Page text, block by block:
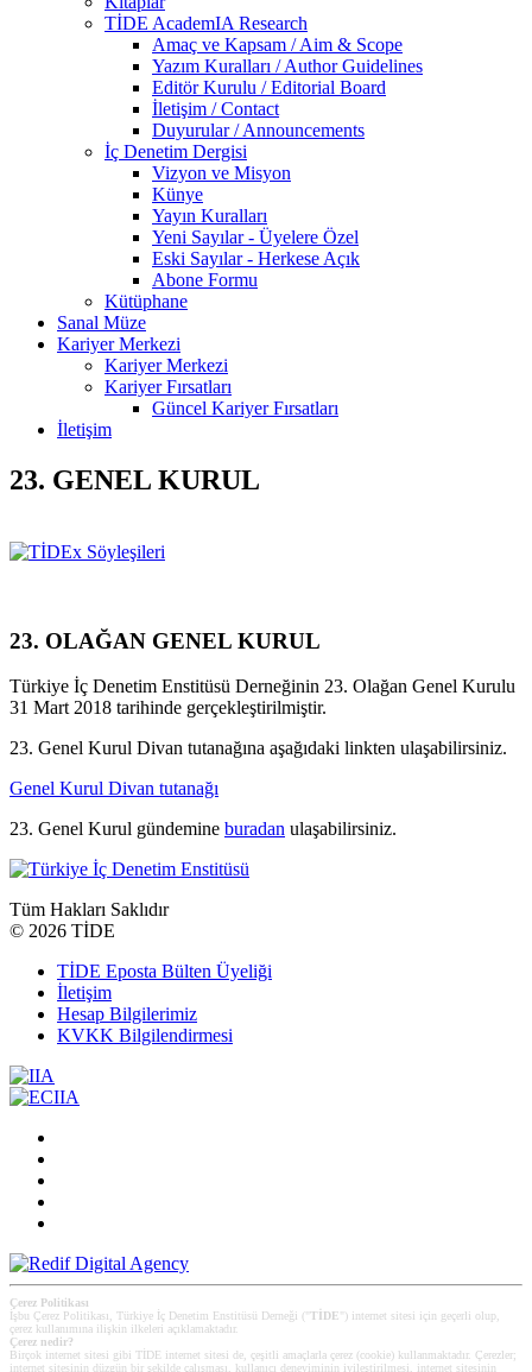
TİDE AcademIA Research
Amaç ve Kapsam / Aim & Scope
Yazım Kuralları / Author Guidelines
Editör Kurulu / Editorial Board
İletişim / Contact
Duyurular / Announcements
İç Denetim Dergisi
Vizyon ve Misyon
Künye
Yayın Kuralları
Yeni Sayılar - Üyelere Özel
Eski Sayılar - Herkese Açık
Abone Formu
Kütüphane
Sanal Müze
Kariyer Merkezi
Kariyer Merkezi
Kariyer Fırsatları
Güncel Kariyer Fırsatları
İletişim
23. GENEL KURUL
23. OLAĞAN GENEL KURUL
Türkiye İç Denetim Enstitüsü Derneğinin 23. Olağan Genel Kurulu
31 Mart 2018 tarihinde gerçekleştirilmiştir.
23. Genel Kurul Divan tutanağına aşağıdaki linkten ulaşabilirsiniz.
Genel Kurul Divan tutanağı
23. Genel Kurul gündemine buradan ulaşabilirsiniz.
Tüm Hakları Saklıdır
© 2026 TİDE
TİDE Eposta Bülten Üyeliği
İletişim
Hesap Bilgilerimiz
KVKK Bilgilendirmesi
Çerez Politikası
İşbu Çerez Politikası, Türkiye İç Denetim Enstitüsü Derneği (" TİDE ") internet sitesi için geçerli olup,
çerez kullanımına ilişkin ilkeleri açıklamaktadır.
Çerez nedir?
Birçok internet sitesi gibi TİDE internet sitesi de, çeşitli amaçlarla çerez (cookie) kullanmaktadır. Çerezler;
internet sitesinin düzgün bir şekilde çalışması, kullanıcı deneyiminin iyileştirilmesi, internet sitesinin